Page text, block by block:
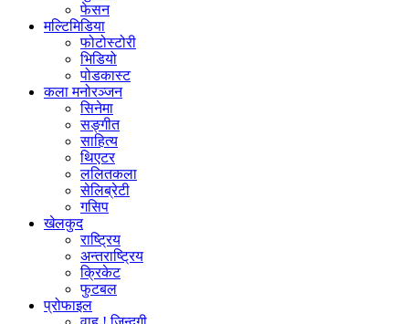
फेसन
मल्टिमिडिया
फोटोस्टोरी
भिडियो
पोडकास्ट
कला मनोरञ्जन
सिनेमा
सङ्गीत
साहित्य
थिएटर
ललितकला
सेलिब्रेटी
गसिप
खेलकुद
राष्ट्रिय
अन्तराष्ट्रिय
क्रिकेट
फुटबल
प्रोफाइल